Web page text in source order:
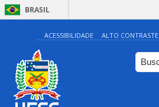
BRASIL
ACESSIBILIDADE ALTO CONTRASTE